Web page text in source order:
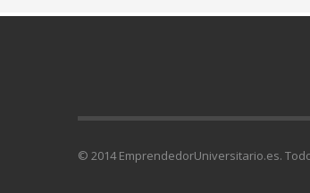
© 2014 EmprendedorUniversitario.es.